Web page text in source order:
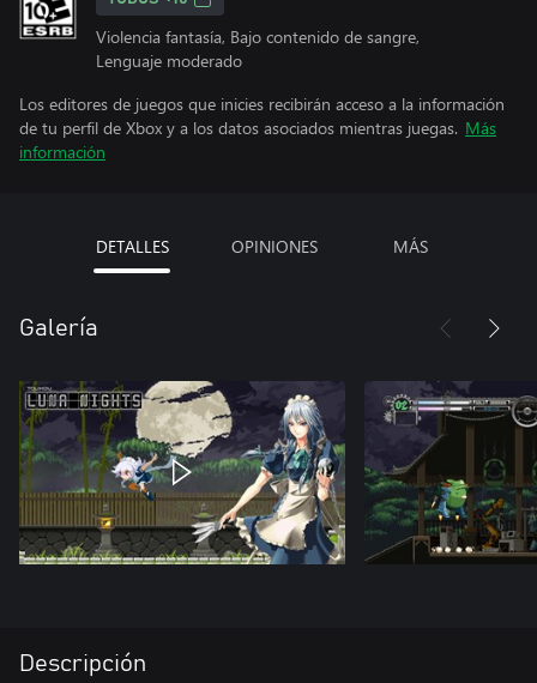
Violencia fantasía, Bajo contenido de sangre,
Lenguaje moderado
Los editores de juegos que inicies recibirán acceso a la información
de tu perfil de Xbox y a los datos asociados mientras juegas. Más
información
DETALLES OPINIONES MÁS
Galería
Descripción